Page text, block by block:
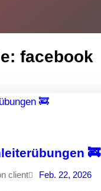
facebook
🚒
client Feb. 22, 2026